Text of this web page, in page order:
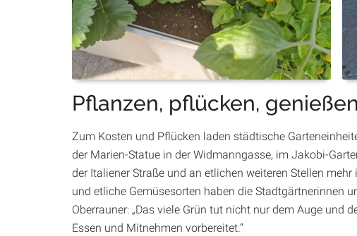
Pflanzen, pflücken, genießen
Zum Kosten und Pflücken laden städtische
der Marien-Statue in der Widmanngasse, im Jakobi-
der Italiener Straße und an etlichen weiteren Stellen
und etliche Gemüsesorten haben die Stadtgärtnerinnen
Oberrauner: „Das viele Grün tut nicht nur dem Auge und
Essen und Mitnehmen vorbereitet.“